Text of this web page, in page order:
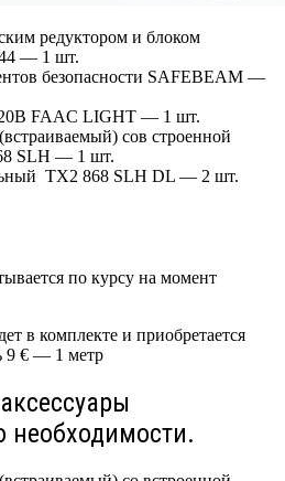
редуктором и блоком
— 1 шт.
безопасности SAFEBEAM —
FAAC LIGHT — 1 шт.
сов строенной
SLH — 1 шт.
TX2 868 SLH DL — 2 шт.
по курсу на момент
в комплекте и приобретается
9 € — 1 метр
необходимости.